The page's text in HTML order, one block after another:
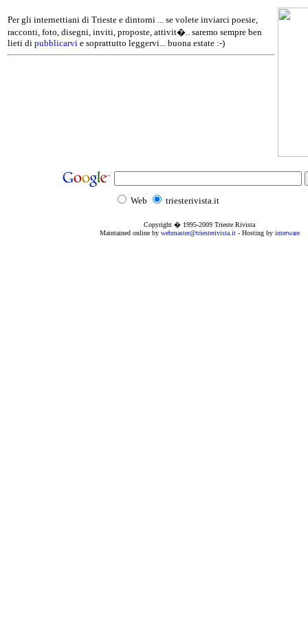
Per gli internettiani di Trieste e dintorni ... se volete inviarci poesie,
racconti, foto, disegni, inviti, proposte, attivit�.. saremo sempre ben
lieti di pubblicarvi e soprattutto leggervi... buona estate :-)
Web triesterivista.it
Copyright � 1995-2009 Trieste Rivista
Maintained online by webmaster@triesterivista.it- Hosting by interware